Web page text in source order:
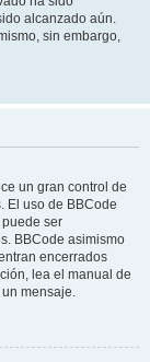
alcanzado aún.
sin embargo,
un gran control de
El uso de BBCode
ser
BBCode asimismo
encerrados
lea el manual de
mensaje.